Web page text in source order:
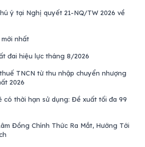
ý tại Nghị quyết 21-NQ/TW 2026 về
nhất
đai hiệu lực tháng 8/2026
TNCN từ thu nhập chuyển nhượng
2026
có thời hạn sử dụng: Đề xuất tối đa 99
Đồng Chính Thức Ra Mắt, Hướng Tới